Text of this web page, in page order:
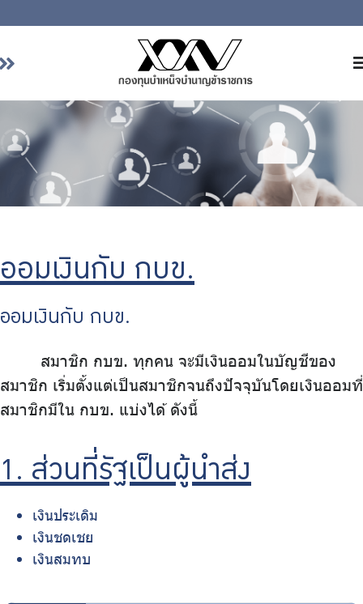
หน้าหลัก
เกี่ยวกับ กบข.
บริการสมาชิก
ลงทุน
การบริหารความเสี่ยง
รายงานผลการดำเนินงาน
ข่าวสารและกิจกรรม
บริการเจ้าหน้าที่ส่วนราชการ
ร่วมงานกับเรา
ไทย |
ออมเงินกับ กบข.
ออมเงินกับ กบข.
สมาชิก กบข. ทุกคน จะมีเงินออมในบัญชีของ
สมาชิก เริ่มตั้งแต่เป็นสมาชิกจนถึงปัจจุบันโดยเงินออมที่
สมาชิกมีใน กบข. แบ่งได้ ดังนี้
1. ส่วนที่รัฐเป็นผู้นำส่ง
เงินประเดิม
เงินชดเชย
เงินสมทบ